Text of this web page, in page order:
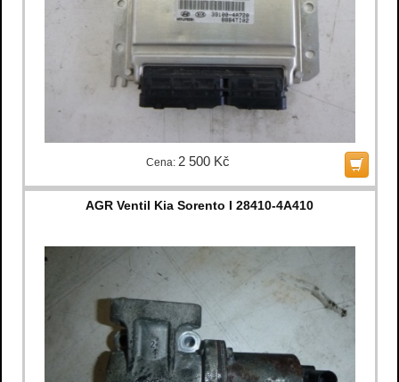
Cena: 2 500 Kč
AGR Ventil Kia Sorento I 28410-4A410